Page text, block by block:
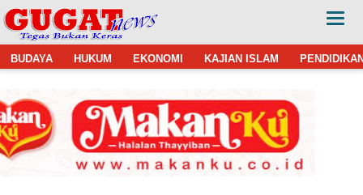
BUDAYA HUKUM EKONOMI KAJIAN ISLAM